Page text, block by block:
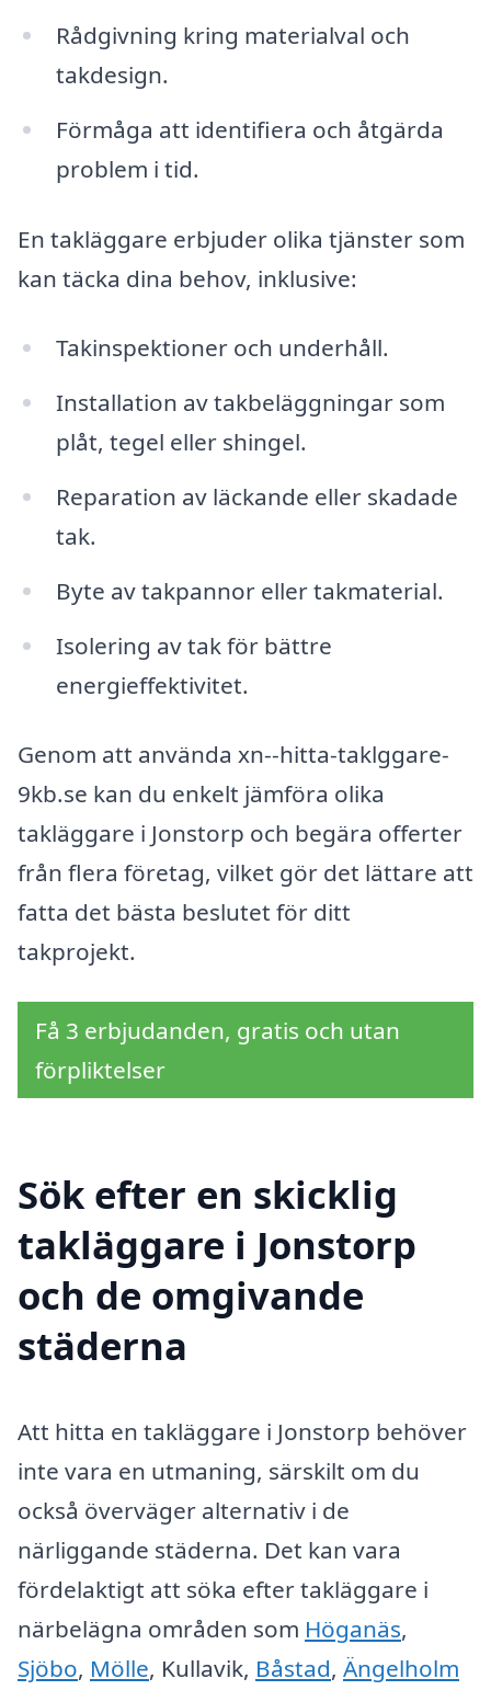
Rådgivning kring materialval och
takdesign.
Förmåga att identifiera och åtgärda
problem i tid.
En takläggare erbjuder olika tjänster som
kan täcka dina behov, inklusive:
Takinspektioner och underhåll.
Installation av takbeläggningar som
plåt, tegel eller shingel.
Reparation av läckande eller skadade
tak.
Byte av takpannor eller takmaterial.
Isolering av tak för bättre
energieffektivitet.
Genom att använda xn--hitta-taklggare-
9kb.se kan du enkelt jämföra olika
takläggare i Jonstorp och begära offerter
från flera företag, vilket gör det lättare att
fatta det bästa beslutet för ditt
takprojekt.
Få 3 erbjudanden, gratis och utan
förpliktelser
Sök efter en skicklig
takläggare i Jonstorp
och de omgivande
städerna
Att hitta en takläggare i Jonstorp behöver
inte vara en utmaning, särskilt om du
också överväger alternativ i de
närliggande städerna. Det kan vara
fördelaktigt att söka efter takläggare i
närbelägna områden som Höganäs,
Sjöbo, Mölle, Kullavik, Båstad, Ängelholm